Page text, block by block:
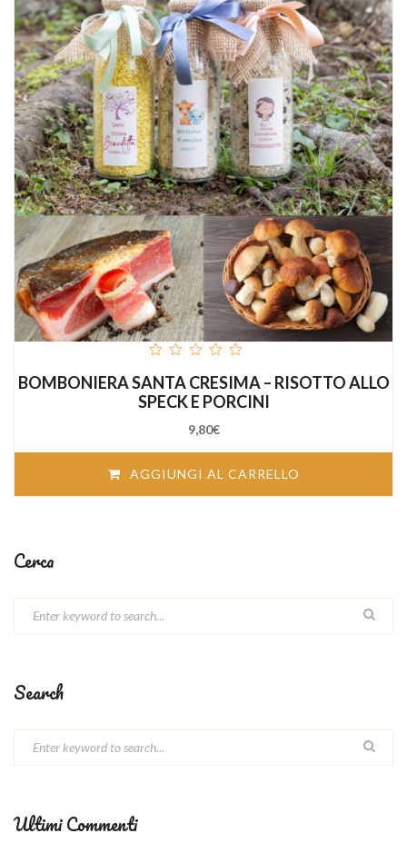
of
5
BOMBONIERA SANTA CRESIMA – RISOTTO ALLO
SPECK E PORCINI
9,80€
AGGIUNGI AL CARRELLO
Cerca
Search
Ultimi Commenti